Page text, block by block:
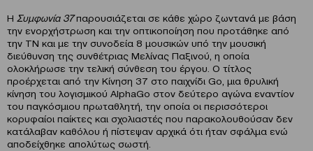
Η Συμφωνία 37παρουσιάζεται σε κάθε χώρο ζωντανά με βάση
την ενορχήστρωση και την οπτικοποίηση που προτάθηκε από
την ΤΝ και με την συνοδεία 8 μουσικών υπό την μουσική
διεύθυνση της συνθέτριας Μελίνας Παξινού, η οποία
ολοκλήρωσε την τελική σύνθεση του έργου. O τίτλος
προέρχεται από την Κίνηση 37 στο παιχνίδι Go, μια θρυλική
κίνηση του λογισμικού AlphaGo στον δεύτερο αγώνα εναντίον
του παγκόσμιου πρωταθλητή, την οποία οι περισσότεροι
κορυφαίοι παίκτες και σχολιαστές που παρακολουθούσαν δεν
κατάλαβαν καθόλου ή πίστεψαν αρχικά ότι ήταν σφάλμα ενώ
αποδείχθηκε απολύτως σωστή.